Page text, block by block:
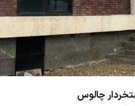
چالوس